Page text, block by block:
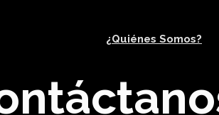
¿Quiénes Somos?